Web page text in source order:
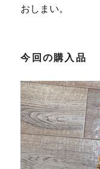
おしまい。
今回の購入品